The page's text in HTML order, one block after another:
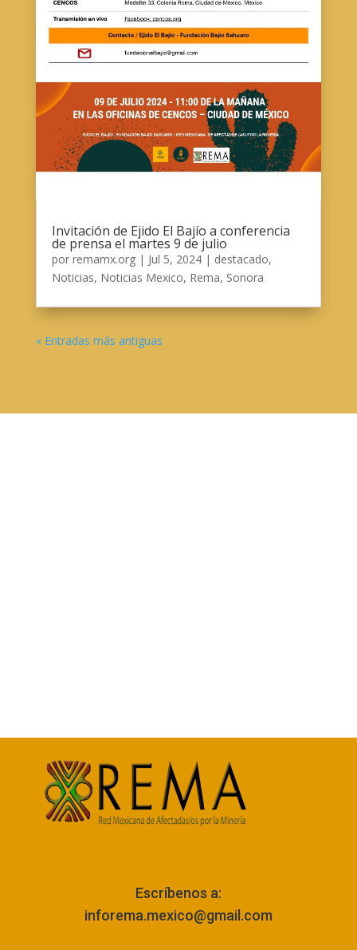
Invitación de Ejido El Bajío a conferencia
de prensa el martes 9 de julio
por remamx.org| Jul 5, 2024| destacado,
Noticias, Noticias Mexico, Rema, Sonora
« Entradas más antiguas
Escríbenos a:
inforema.mexico@gmail.com